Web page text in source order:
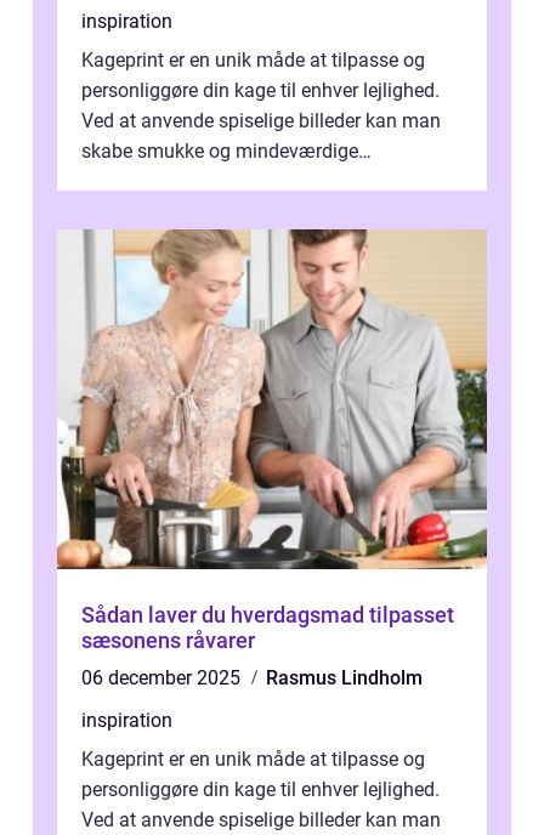
inspiration
Kageprint er en unik måde at tilpasse og
personliggøre din kage til enhver lejlighed.
Ved at anvende spiselige billeder kan man
skabe smukke og mindeværdige
Sådan laver du hverdagsmad tilpasset
sæsonens råvarer
06 december 2025
Rasmus Lindholm
inspiration
Kageprint er en unik måde at tilpasse og
personliggøre din kage til enhver lejlighed.
Ved at anvende spiselige billeder kan man